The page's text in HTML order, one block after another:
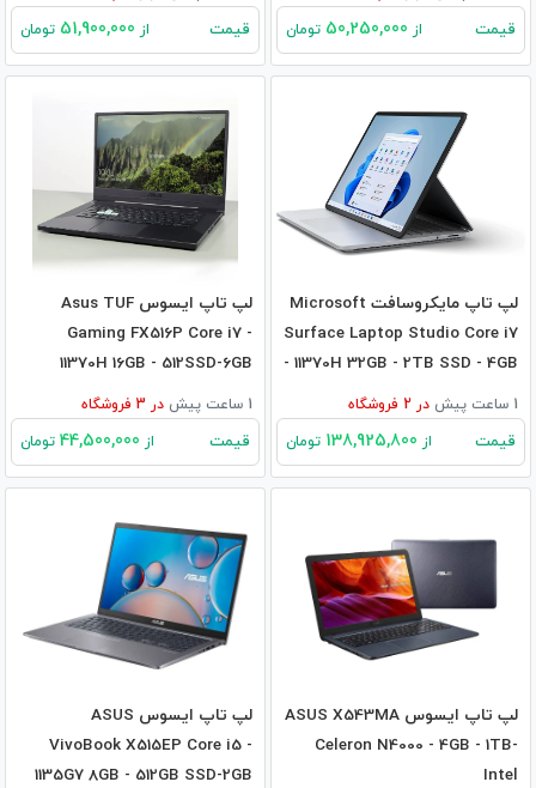
قیمت از تومان قیمت از تومان
لپ تاپ مایکروسافت Microsoft
Surface Laptop Studio Core i7
- 11370H 32GB - 2TB SSD - 4GB
RTX3050Ti1 ساعت پیش در فروشگاه
قیمت از تومان
لپ تاپ ایسوس Asus TUF
Gaming FX516P Core i7 -
11370H 16GB - 512SSD-6GB
RTX30601 ساعت پیش در فروشگاه
قیمت از تومان
لپ تاپ ایسوس ASUS X543MA
Celeron N4000 - 4GB - 1TB-
Intel
لپ تاپ ایسوس ASUS
VivoBook X515EP Core i5 -
1135G7 8GB - 512GB SSD-2GB